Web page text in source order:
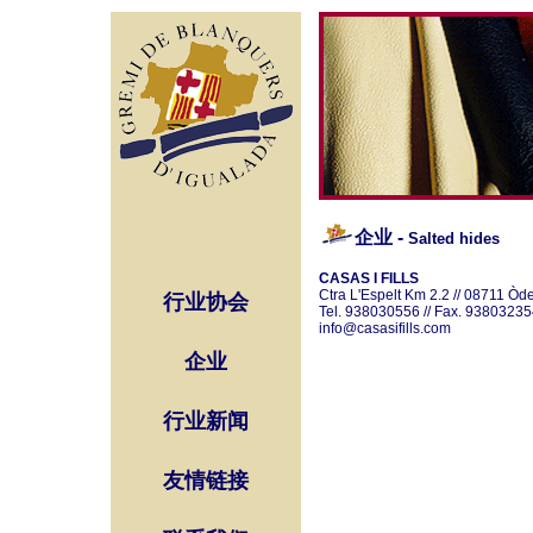
行业协会
企业
行业新闻
友情链接
企业- Salted hides
CASAS I FILLS
Ctra L'Espelt Km 2.2 // 08711
Tel. 938030556 // Fax.
info@casasifills.com